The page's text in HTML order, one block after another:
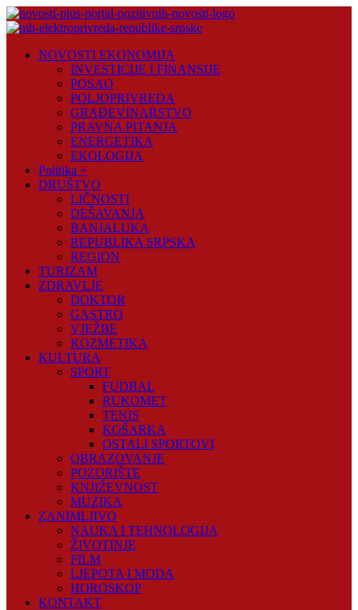
Skip
to
Plus
NOVOSTI EKONOMIJA
INVESTICIJE I FINANSIJE
POSAO
POLJOPRIVREDA
GRAĐEVINARSTVO
PRAVNA PITANJA
ENERGETIKA
EKOLOGIJA
Politika +
DRUŠTVO
LIČNOSTI
DEŠAVANJA
BANJALUKA
REPUBLIKA SRPSKA
REGION
TURIZAM
ZDRAVLJE
DOKTOR
GASTRO
VJEŽBE
KOZMETIKA
KULTURA
SPORT
FUDBAL
RUKOMET
TENIS
KOŠARKA
OSTALI SPORTOVI
OBRAZOVANJE
POZORIŠTE
KNJIŽEVNOST
MUZIKA
ZANIMLJIVO
NAUKA I TEHNOLOGIJA
ŽIVOTINJE
FILM
LJEPOTA I MODA
HOROSKOP
KONTAKT